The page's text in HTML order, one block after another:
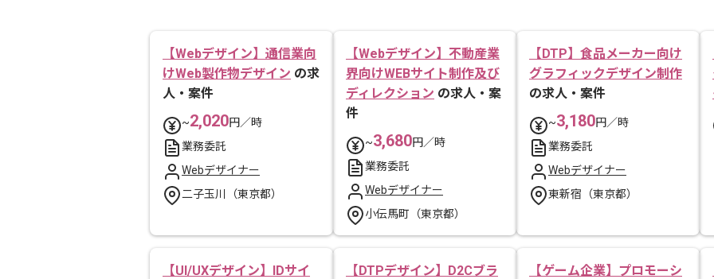
【Webデザイン】通信業向
けWeb製作物デザイン の求
人・案件
~2,020円／時
業務委託
Webデザイナー
二子玉川（東京都）
【Webデザイン】不動産業
界向けWEBサイト制作及び
ディレクション の求人・案
件
~3,680円／時
業務委託
Webデザイナー
小伝馬町（東京都）
【DTP】食品メーカー向け
グラフィックデザイン制作
の求人・案件
~3,180円／時
業務委託
Webデザイナー
東新宿（東京都）
【UI/UXデザイン】IDサイ
【DTPデザイン】D2Cブラ
【ゲーム企業】プロモーシ